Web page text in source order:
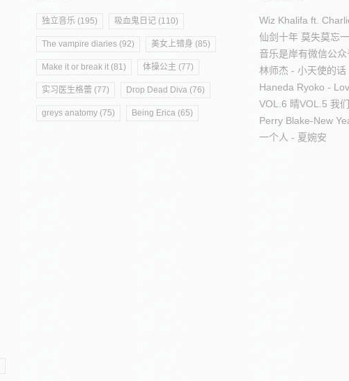
独立音乐 (195) 吸血鬼日记 (110)
The vampire diaries (92) 美女上错身 (85)
Make it or break it (81) 体操公主 (77)
实习医生格蕾 (77) Drop Dead Diva (76)
greys anatomy (75) Being Erica (65)
Wiz Khalifa ft.
仙剑十年 莫失莫忘
音乐是岸有微信公
林师杰 - 小天使的
Haneda Ryoko -
VOL.6 晴VOL.5 我
Perry Blake-New
一个人 - 夏婉安